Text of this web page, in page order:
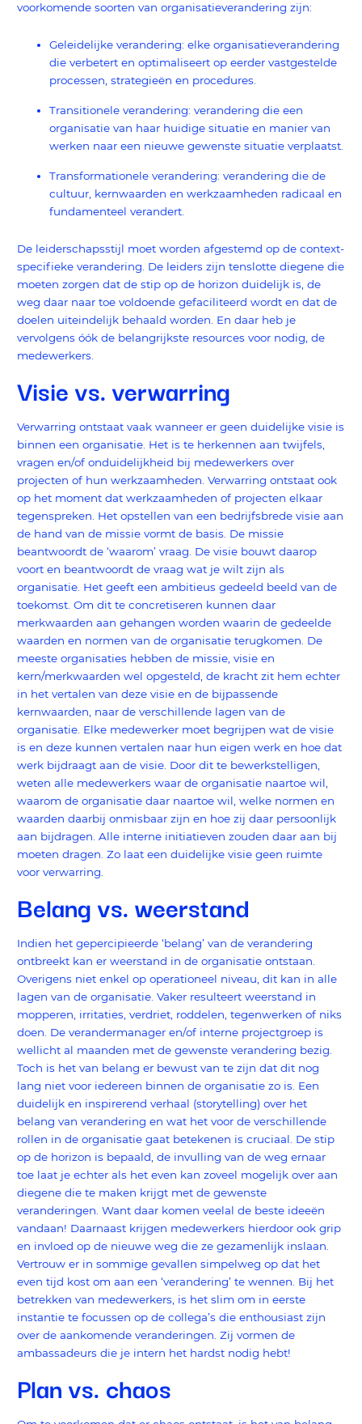
voorkomende soorten van organisatieverandering zijn:
Geleidelijke verandering: elke organisatieverandering
die verbetert en optimaliseert op eerder vastgestelde
processen, strategieën en procedures.
Transitionele verandering: verandering die een
organisatie van haar huidige situatie en manier van
werken naar een nieuwe gewenste situatie verplaatst.
Transformationele verandering: verandering die de
cultuur, kernwaarden en werkzaamheden radicaal en
fundamenteel verandert.
De leiderschapsstijl moet worden afgestemd op de context-
specifieke verandering. De leiders zijn tenslotte diegene die
moeten zorgen dat de stip op de horizon duidelijk is, de
weg daar naar toe voldoende gefaciliteerd wordt en dat de
doelen uiteindelijk behaald worden. En daar heb je
vervolgens óók de belangrijkste resources voor nodig, de
medewerkers.
Visie vs. verwarring
Verwarring ontstaat vaak wanneer er geen duidelijke visie is
binnen een organisatie. Het is te herkennen aan twijfels,
vragen en/of onduidelijkheid bij medewerkers over
projecten of hun werkzaamheden. Verwarring ontstaat ook
op het moment dat werkzaamheden of projecten elkaar
tegenspreken. Het opstellen van een bedrijfsbrede visie aan
de hand van de missie vormt de basis. De missie
beantwoordt de ‘waarom’ vraag. De visie bouwt daarop
voort en beantwoordt de vraag wat je wilt zijn als
organisatie. Het geeft een ambitieus gedeeld beeld van de
toekomst. Om dit te concretiseren kunnen daar
merkwaarden aan gehangen worden waarin de gedeelde
waarden en normen van de organisatie terugkomen. De
meeste organisaties hebben de missie, visie en
kern/merkwaarden wel opgesteld, de kracht zit hem echter
in het vertalen van deze visie en de bijpassende
kernwaarden, naar de verschillende lagen van de
organisatie. Elke medewerker moet begrijpen wat de visie
is en deze kunnen vertalen naar hun eigen werk en hoe dat
werk bijdraagt aan de visie. Door dit te bewerkstelligen,
weten alle medewerkers waar de organisatie naartoe wil,
waarom de organisatie daar naartoe wil, welke normen en
waarden daarbij onmisbaar zijn en hoe zij daar persoonlijk
aan bijdragen. Alle interne initiatieven zouden daar aan bij
moeten dragen. Zo laat een duidelijke visie geen ruimte
voor verwarring.
Belang vs. weerstand
Indien het gepercipieerde ‘belang’ van de verandering
ontbreekt kan er weerstand in de organisatie ontstaan.
Overigens niet enkel op operationeel niveau, dit kan in alle
lagen van de organisatie. Vaker resulteert weerstand in
mopperen, irritaties, verdriet, roddelen, tegenwerken of niks
doen. De verandermanager en/of interne projectgroep is
wellicht al maanden met de gewenste verandering bezig.
Toch is het van belang er bewust van te zijn dat dit nog
lang niet voor iedereen binnen de organisatie zo is. Een
duidelijk en inspirerend verhaal (storytelling) over het
belang van verandering en wat het voor de verschillende
rollen in de organisatie gaat betekenen is cruciaal. De stip
op de horizon is bepaald, de invulling van de weg ernaar
toe laat je echter als het even kan zoveel mogelijk over aan
diegene die te maken krijgt met de gewenste
veranderingen. Want daar komen veelal de beste ideeën
vandaan! Daarnaast krijgen medewerkers hierdoor ook grip
en invloed op de nieuwe weg die ze gezamenlijk inslaan.
Vertrouw er in sommige gevallen simpelweg op dat het
even tijd kost om aan een ‘verandering’ te wennen. Bij het
betrekken van medewerkers, is het slim om in eerste
instantie te focussen op de collega’s die enthousiast zijn
over de aankomende veranderingen. Zij vormen de
ambassadeurs die je intern het hardst nodig hebt!
Plan vs. chaos